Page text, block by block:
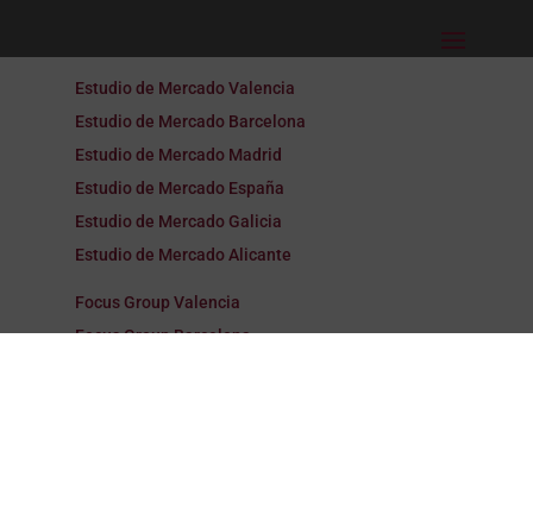
Estudio de Mercado Valencia
Estudio de Mercado Barcelona
Estudio de Mercado Madrid
Estudio de Mercado España
Estudio de Mercado Galicia
Estudio de Mercado Alicante
Focus Group Valencia
Focus Group Barcelona